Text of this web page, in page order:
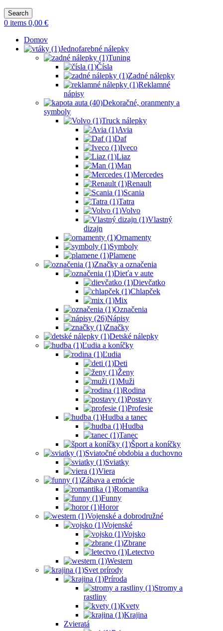
Search
0 items 0,00 €
Domov
Jednofarebné nálepky
Tuning
Čísla
Zadné nálepky
Reklamné
nápisy
Dekoračné, oranmenty a
symboly
Truck nálepky
Avia
Daf
Iveco
Liaz
Man
Mercedes
Renault
Scania
Tatra
Volvo
Vlastný
dizajn
Ornamenty
Symboly
Plamene
Značky a označenia
Dieťa v aute
Dievčatko
Chlapček
Mix
Označenia
Nápisy
Značky
Detské nálepky
Ľudia a koníčky
Ľudia
Deti
Ženy
Muži
Rodina
Postavy
Profesie
Hudba a tanec
Hudba
Tanec
Šport a koníčky
Sviatočné obdobia a duchovno
Sviatky
Viera
Zábava a emócie
Romantika
Funny
Horor
Vojenské a dobrodružné
Vojenské
Vojsko
Zbrane
Letectvo
Western
Svet prírody
Príroda
Stromy a
rastliny
Kvety
Krajina
Zvieratá